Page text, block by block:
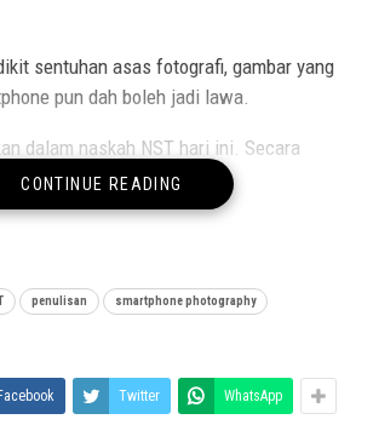
sentuhan asas fotografi, gambar yang
pun dah boleh jadi lawa.
dalam naskah NST hari ini. Secara
dengan
ada dalam smartphone. Contoh
Huawei
reflection
CONTINUE READING
penulisan smartphone photography
Facebook Twitter WhatsApp